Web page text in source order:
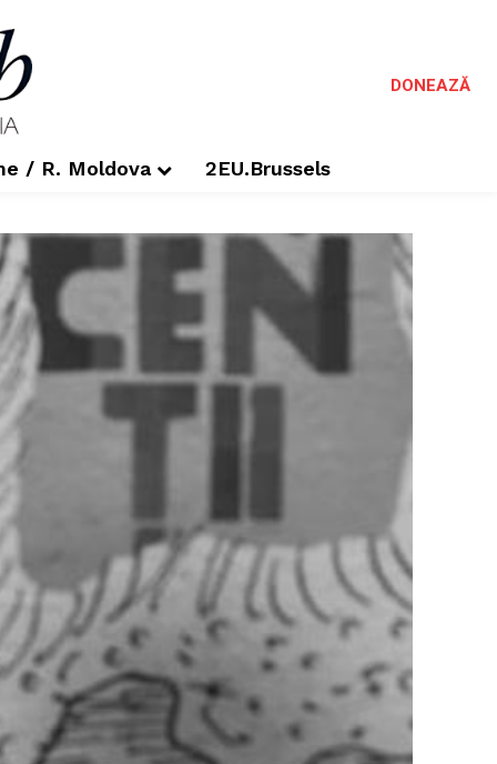
DONEAZĂ
/ R. Moldova 2EU.Brussels